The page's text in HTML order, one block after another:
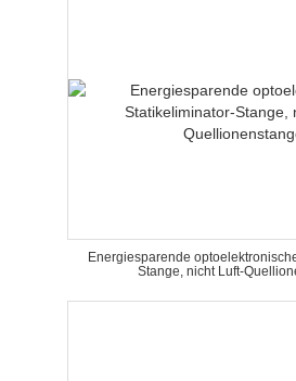
Energiesparende
Stange, nicht Luft-